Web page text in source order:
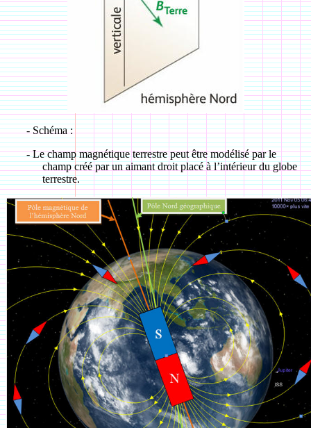
- Schéma :
- Le champ magnétique terrestre peut être modélisé par le
champ créé par un aimant droit placé à l’intérieur du globe
terrestre.